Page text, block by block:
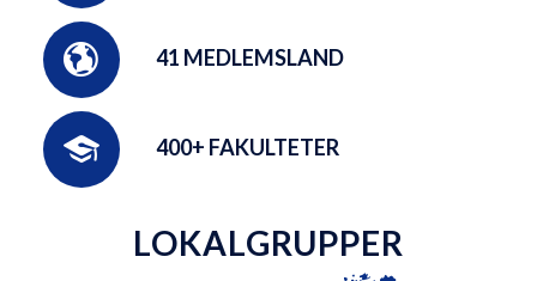
41 MEDLEMSLAND
400+ FAKULTETER
LOKALGRUPPER